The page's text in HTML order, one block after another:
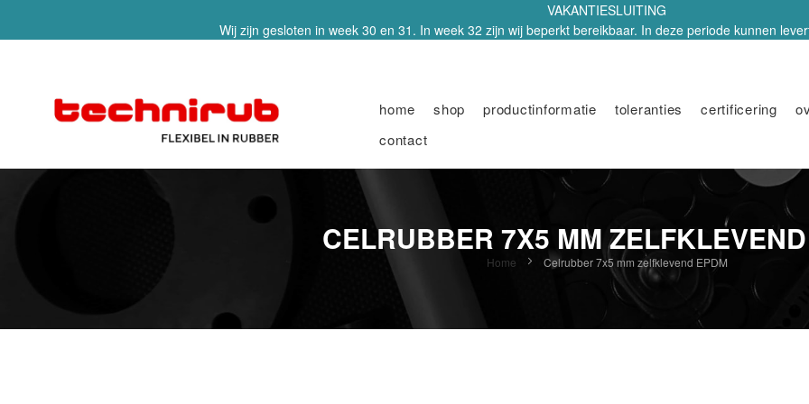
VAKANTIESLUITING
Wij zijn gesloten in week 30 en 31. In week 32 zijn wij beperkt bereikbaar. In deze periode kunnen
home shop productinformatie toleranties certificering
contact
CELRUBBER 7X5 MM
Home Celrubber 7x5 mm zelfklevend EPDM